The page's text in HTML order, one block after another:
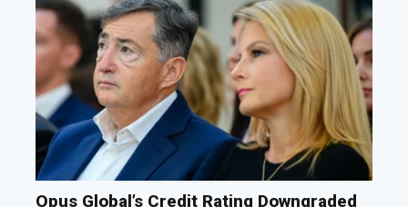
Opus Global’s Credit Rating Downgraded